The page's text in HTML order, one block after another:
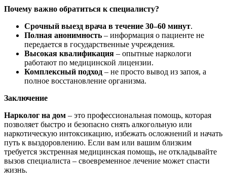
Почему важно обратиться к специалисту?
Срочный выезд врача в течение 30–60 минут.
Полная анонимность – информация о пациенте не
передается в государственные учреждения.
Высокая квалификация – опытные наркологи
работают по медицинской лицензии.
Комплексный подход – не просто вывод из запоя, а
полное восстановление организма.
Заключение
Нарколог на дом – это профессиональная помощь, которая
позволяет быстро и безопасно снять алкогольную или
наркотическую интоксикацию, избежать осложнений и начать
путь к выздоровлению. Если вам или вашим близким
требуется экстренная медицинская помощь, не откладывайте
вызов специалиста – своевременное лечение может спасти
жизнь.